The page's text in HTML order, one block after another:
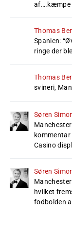
af….kæmpe
Thomas
Spanien: “
ringe der
Thomas
svineri,
Søren
Casino
Søren
hvilket
fodbolden